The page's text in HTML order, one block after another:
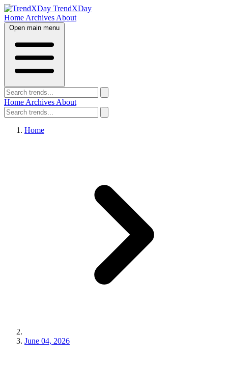
TrendXDay
Home Archives About
Open main menu
Home Archives About
Home
June 04, 2026